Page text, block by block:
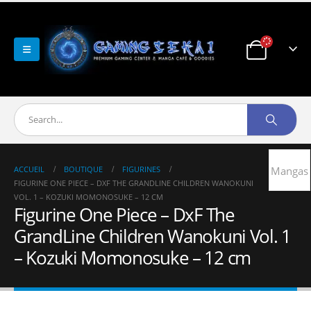
ACCUEIL BOUTIQUE
FIGURINES
FIGURINE ONE PIECE – DXF THE GRANDLINE CHILDREN WANOKUNI
VOL. 1 – KOZUKI MOMONOSUKE – 12 CM
Figurine One Piece – DxF The
GrandLine Children Wanokuni Vol. 1
– Kozuki Momonosuke – 12 cm
Mangas